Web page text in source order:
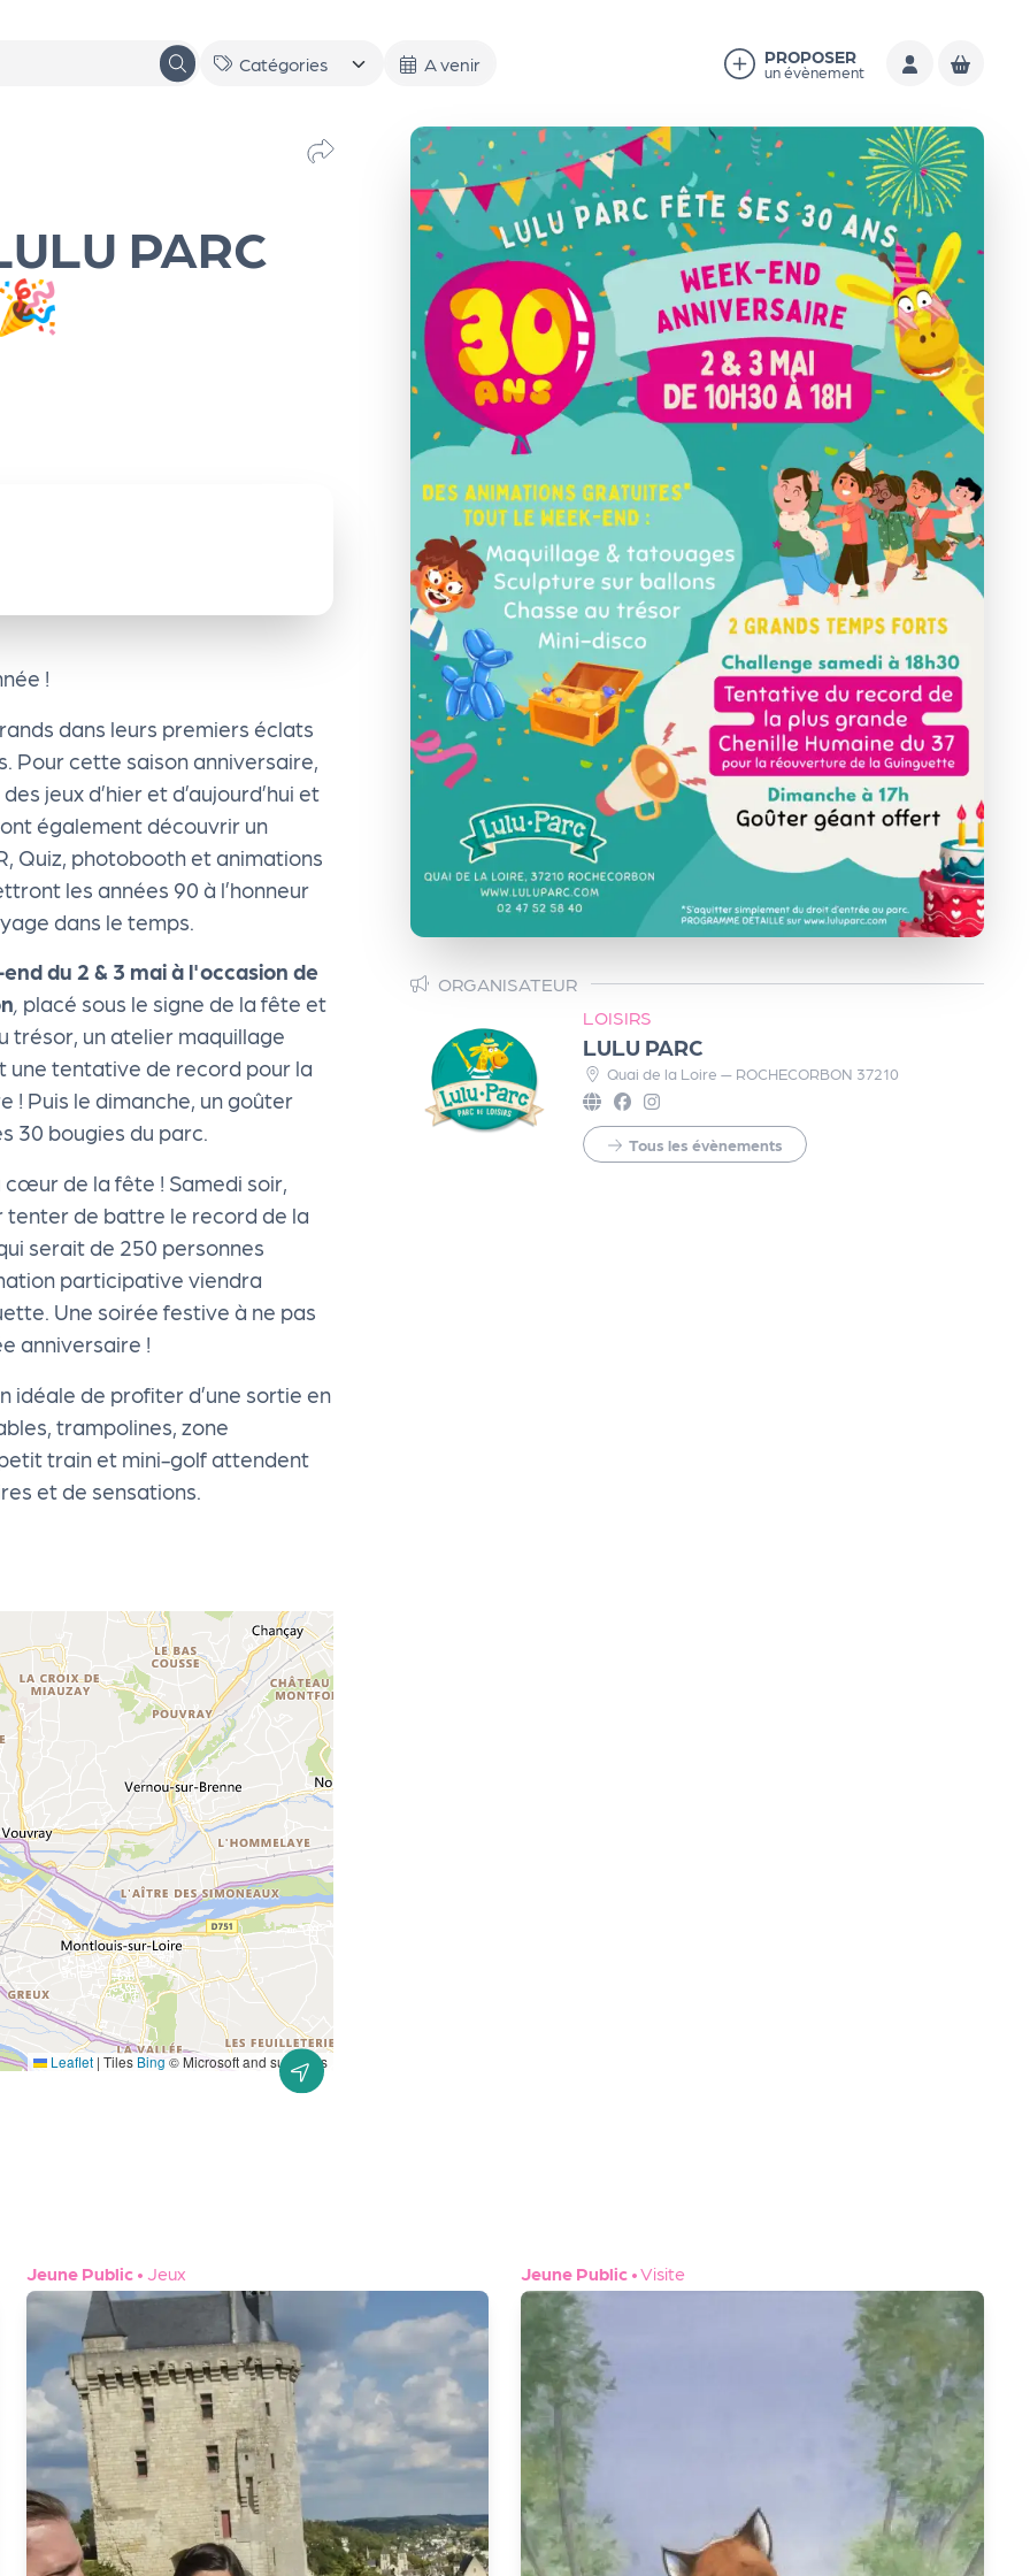
A venir PROPOSER
un évènement
PARC
!
dans leurs premiers éclats
Pour cette saison anniversaire,
jeux d’hier et d’aujourd’hui et
également découvrir un
Quiz, photobooth et animations
les années 90 à l’honneur
dans le temps.
enddu 2 & 3 mai à l'occasion de
placé sous le signe de la fête et
trésor, un atelier maquillage
une tentative de record pour la
! Puis le dimanche, un goûter
30 bougies du parc.
de la fête ! Samedi soir,
de battre le record de la
serait de 250 personnes
participative viendra
Une soirée festive à ne pas
anniversaire !
idéale de profiter d’une sortie en
trampolines, zone
train et mini-golf attendent
et de sensations.
Leaflet | Tiles Bing © Microsoft and suppliers
ORGANISATEUR
LOISIRS
LULU PARC
Quai de la Loire — ROCHECORBON 37210
Tous les évènements
Jeune Public • Jeux Jeune Public •Visite